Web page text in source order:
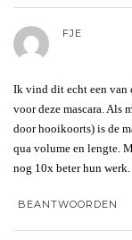
FJE
Ik vind dit echt een van
voor deze mascara. Als
door hooikoorts) is de
qua volume en lengte.
nog 10x beter hun werk.
BEANTWOORDEN